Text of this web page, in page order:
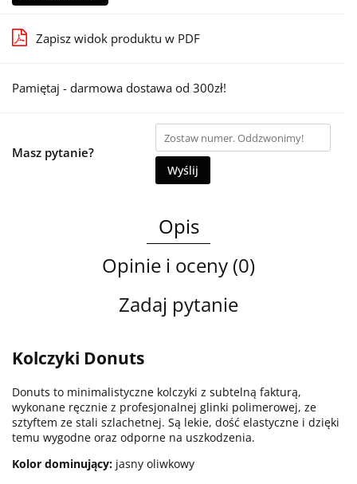
Zapisz widok produktu w PDF
Pamiętaj - darmowa dostawa od 300zł!
Masz pytanie?
Wyślij
Opis
Opinie i oceny (0)
Zadaj pytanie
Kolczyki Donuts
Donuts to minimalistyczne kolczyki z subtelną fakturą,
wykonane ręcznie z profesjonalnej glinki polimerowej, ze
sztyftem ze stali szlachetnej. Są lekie, dość elastyczne i dzięki
temu wygodne oraz odporne na uszkodzenia.
Kolor dominujący: jasny oliwkowy